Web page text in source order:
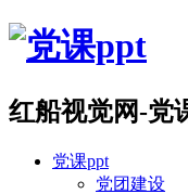
红船视觉网-党
党课ppt
党团建设